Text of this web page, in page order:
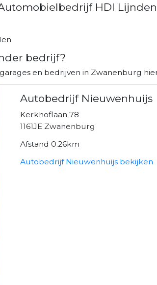
HDI Lijnden
bedrijf?
en bedrijven in Zwanenburg
Autobedrijf Nieuwenhuijs
Kerkhoflaan 78
1161JE Zwanenburg
Afstand 0.26km
Autobedrijf Nieuwenhuijs bekijken